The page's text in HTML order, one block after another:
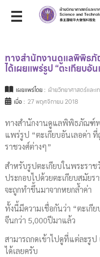
ทางสำนักงานดูแลพิพิธ
ได้เผยแพร่รูป “ตะเกียบอั
เผยแพร่โดย : ฝ่ายวิทยาศาสตร์และ
เมื่อ : 27 พฤศจิกายน 2018
ทางสำนักงานดูแลพิพิธภัณฑ์พ
แพร่รูป “ตะเกียบอันเลอค่า
ราชวงศ์ต่างๆ”
สำหรับรูปตะเกียบในพระรา
ประกอบไปด้วยตะเกียบสมัยร
จะถูกทำขึ้นมาจากหยกล้ำค่า
ทั้งนี้มีความเชื่อกันว่า “ตะเกี
จีนกว่า 5,000ปีมาแล้ว
สามารถกดเข้าไปดูที่แต่ละรูป
ได้เลยครับ